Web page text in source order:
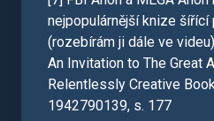
nejpopulárnější knize
(rozebírám ji dále ve
An Invitation to The Great
Relentlessly Creative
1942790139, s. 177